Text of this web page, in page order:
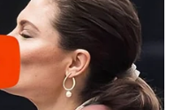
As Sleeve Slipped